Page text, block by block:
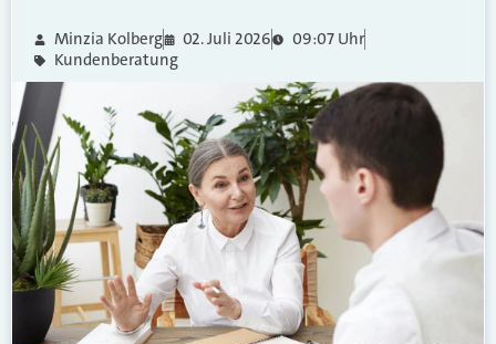
Minzia Kolberg 02. Juli 2026
09:07 Uhr
Kundenberatung